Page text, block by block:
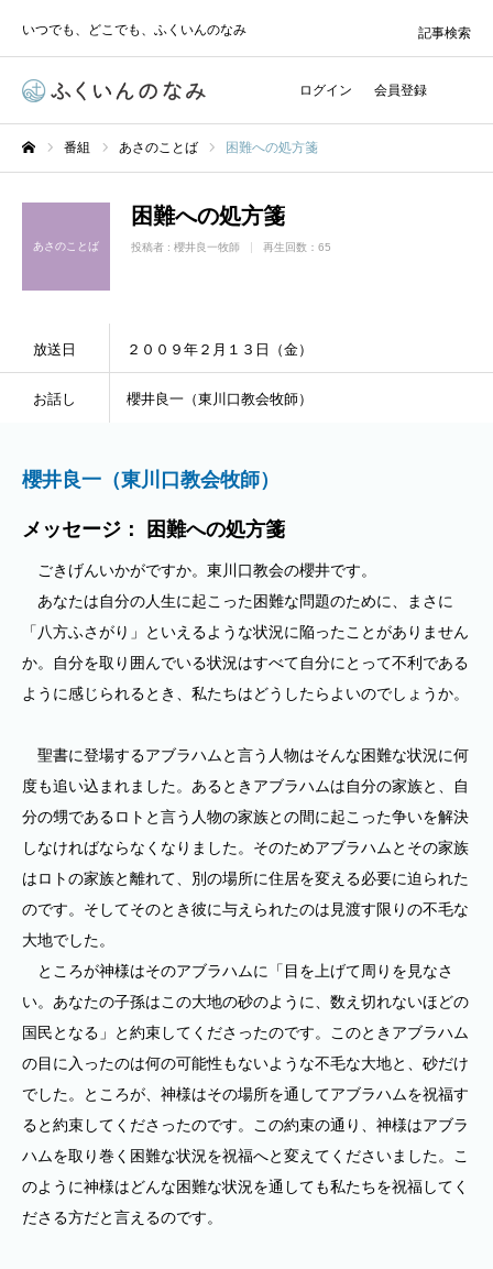
いつでも、どこでも、ふくいんのなみ
ログイン 会員登録
記事検索
番組 あさのことば 困難への処方箋
あさのことば
困難への処方箋
投稿者 : 櫻井良一牧師 再生回数：65
放送日 ２００９年２月１３日（金）
お話し 櫻井良一（東川口教会牧師）
櫻井良一（東川口教会牧師）
メッセージ： 困難への処方箋
ごきげんいかがですか。東川口教会の櫻井です。
あなたは自分の人生に起こった困難な問題のために、まさに
「八方ふさがり」といえるような状況に陥ったことがありません
か。自分を取り囲んでいる状況はすべて自分にとって不利である
ように感じられるとき、私たちはどうしたらよいのでしょうか。
聖書に登場するアブラハムと言う人物はそんな困難な状況に何
度も追い込まれました。あるときアブラハムは自分の家族と、自
分の甥であるロトと言う人物の家族との間に起こった争いを解決
しなければならなくなりました。そのためアブラハムとその家族
はロトの家族と離れて、別の場所に住居を変える必要に迫られた
のです。そしてそのとき彼に与えられたのは見渡す限りの不毛な
大地でした。
ところが神様はそのアブラハムに「目を上げて周りを見なさ
い。あなたの子孫はこの大地の砂のように、数え切れないほどの
国民となる」と約束してくださったのです。このときアブラハム
の目に入ったのは何の可能性もないような不毛な大地と、砂だけ
でした。ところが、神様はその場所を通してアブラハムを祝福す
ると約束してくださったのです。この約束の通り、神様はアブラ
ハムを取り巻く困難な状況を祝福へと変えてくださいました。こ
のように神様はどんな困難な状況を通しても私たちを祝福してく
ださる方だと言えるのです。